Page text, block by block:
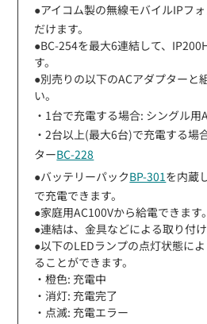
●アイコム製の無線モバイルIPフ
だけます。
●BC-254を最大6連結して、
す。
●別売りの以下のACアダプターと
い。
・1台で充電する場合: シングル用
・2台以上(最大6台)で充電する場
ターBC-228
●バッテリーパックBP-301 を内蔵
で充電できます。
●家庭用AC100Vから給電できます。
●連結は、金具などによる取り付
●以下のLEDランプの点灯状態に
ることができます。
・橙色: 充電中
・消灯: 充電完了
・点滅: 充電エラー